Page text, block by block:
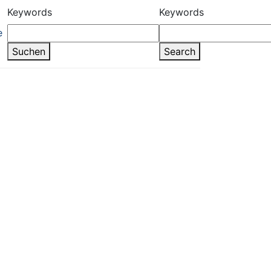
Keywords
Suchen
Keywords
Search